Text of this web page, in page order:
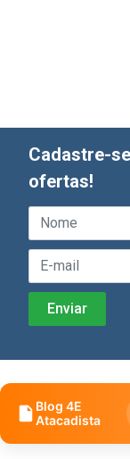
Cadastre-
ofertas!
Blog 4E
Atacadista